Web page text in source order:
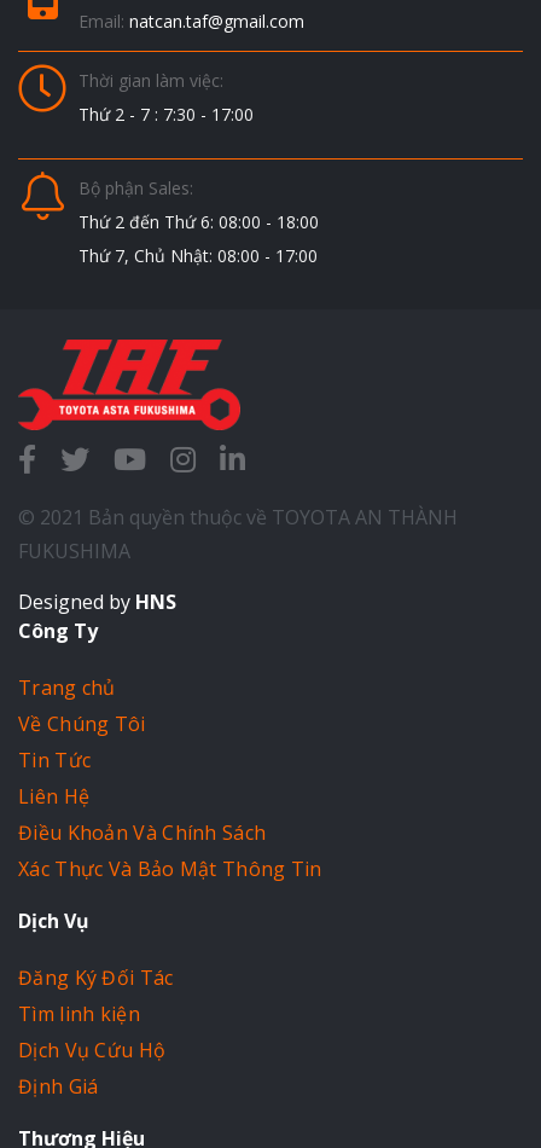
Email: natcan.taf@gmail.com
Thời gian làm việc:
Thứ 2 - 7 : 7:30 - 17:00
Bộ phận Sales:
Thứ 2 đến Thứ 6: 08:00 - 18:00
Thứ 7, Chủ Nhật: 08:00 - 17:00
© 2021 Bản quyền thuộc về TOYOTA AN THÀNH
FUKUSHIMA
Designed by HNS
Công Ty
Trang chủ
Về Chúng Tôi
Tin Tức
Liên Hệ
Điều Khoản Và Chính Sách
Xác Thực Và Bảo Mật Thông Tin
Dịch Vụ
Đăng Ký Đối Tác
Tìm linh kiện
Dịch Vụ Cứu Hộ
Định Giá
Thương Hiệu